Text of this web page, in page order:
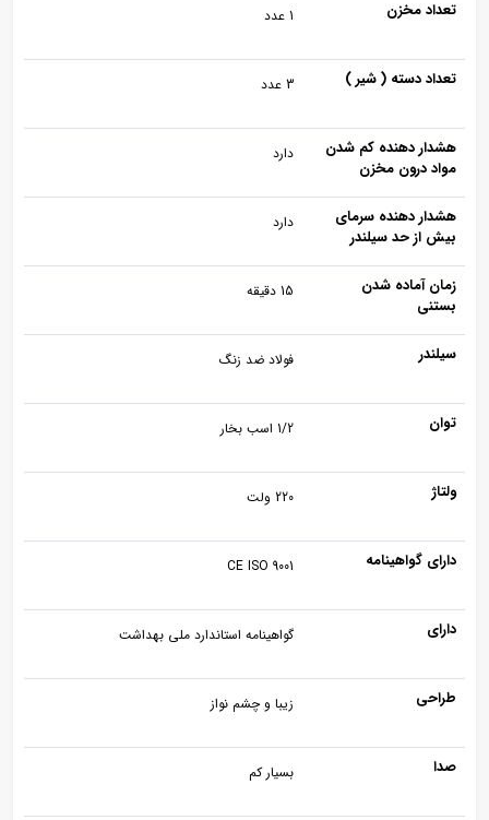
تعداد مخزن 1 عدد
تعداد دسته ( شیر ) 3 عدد
هشدار دهنده کم شدن
مواد درون مخزن
دارد
هشدار دهنده سرمای
بیش از حد سیلندر
دارد
زمان آماده شدن
بستنی
15 دقیقه
سیلندر فولاد ضد زنگ
توان 1/2 اسب بخار
ولتاژ 220 ولت
دارای گواهینامه CE ISO 9001
دارای گواهینامه استاندارد ملی بهداشت
طراحی زیبا و چشم نواز
صدا بسیار کم